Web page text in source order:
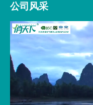
公司风采